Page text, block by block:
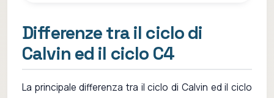
Differenze tra il ciclo di
Calvin ed il ciclo C4
La principale differenza tra il ciclo di Calvin ed il ciclo